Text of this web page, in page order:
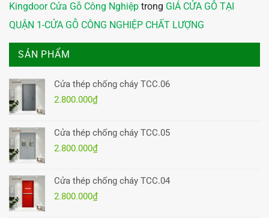
Kingdoor Cửa Gỗ Công Nghiệp trong GIÁ CỬA GỖ TẠI
QUẬN 1-CỬA GỖ CÔNG NGHIỆP CHẤT LƯỢNG
SẢN PHẨM
Cửa thép chống cháy TCC.06
2.800.000₫
Cửa thép chống cháy TCC.05
2.800.000₫
Cửa thép chống cháy TCC.04
2.800.000₫